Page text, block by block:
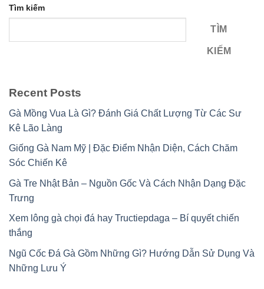
Tìm kiếm
TÌM
KIẾM
Recent Posts
Gà Mồng Vua Là Gì? Đánh Giá Chất Lượng Từ Các Sư
Kê Lão Làng
Giống Gà Nam Mỹ | Đặc Điểm Nhận Diện, Cách Chăm
Sóc Chiến Kê
Gà Tre Nhật Bản – Nguồn Gốc Và Cách Nhận Dạng Đặc
Trưng
Xem lông gà chọi đá hay Tructiepdaga – Bí quyết chiến
thắng
Ngũ Cốc Đá Gà Gồm Những Gì? Hướng Dẫn Sử Dụng Và
Những Lưu Ý